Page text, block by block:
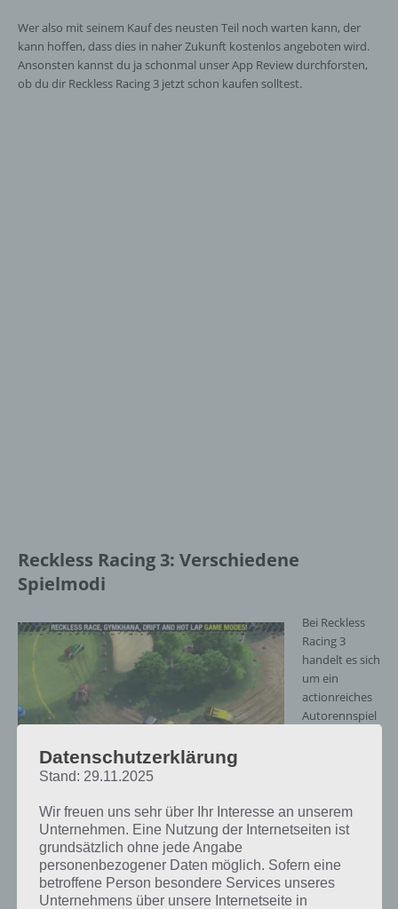
Wer also mit seinem Kauf des neusten Teil noch warten kann, der
kann hoffen, dass dies in naher Zukunft kostenlos angeboten wird.
Ansonsten kannst du ja schonmal unser App Review durchforsten,
ob du dir Reckless Racing 3 jetzt schon kaufen solltest.
Reckless Racing 3: Verschiedene
Spielmodi
Spielmodi – (c) Pixelbite
Bei Reckless
Racing 3
handelt es sich
um ein
actionreiches
Autorennspiel
Vogelperspektive. Die Steuerung funktioniert einerseits über die
Berührung des Touchscreen, andererseits werden aber auch
zahlreiche Gamepads für Android und iOS unterstützt.
Datenschutzerklärung
Stand: 29.11.2025
Wir freuen uns sehr über Ihr Interesse an unserem
Unternehmen. Eine Nutzung der Internetseiten ist
grundsätzlich ohne jede Angabe
personenbezogener Daten möglich. Sofern eine
betroffene Person besondere Services unseres
Unternehmens über unsere Internetseite in